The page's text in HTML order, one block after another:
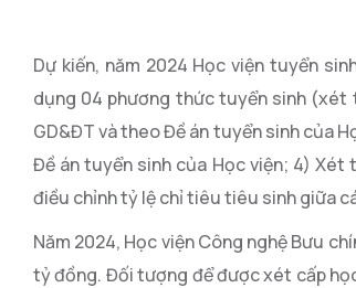
Dự kiến, năm 2024 Học viện tuyển
dụng 04 phương thức tuyển sinh (xét
GD&ĐT và theo Đề án tuyển sinh của
Đề án tuyển sinh của Học viện; 4) Xét
điều chỉnh tỷ lệ chỉ tiêu tiêu sinh giữa
Năm 2024, Học viện Công nghệ Bưu
tỷ đồng. Đối tượng để được xét cấp